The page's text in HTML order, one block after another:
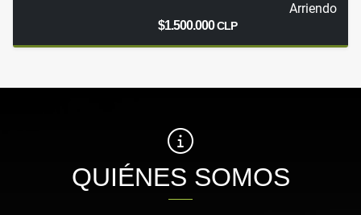
Arriendo
$1.500.000CLP
QUIÉNES SOMOS